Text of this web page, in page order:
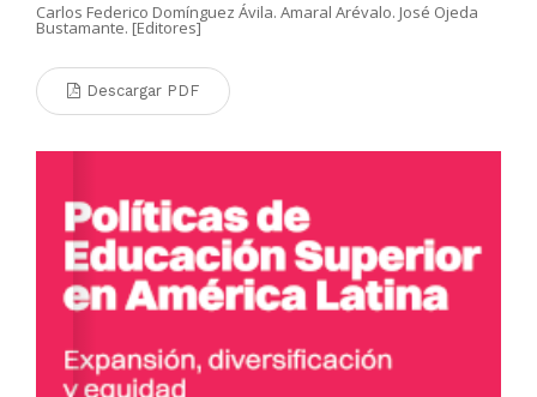
Carlos Federico Domínguez Ávila. Amaral Arévalo. José Ojeda
Bustamante. [Editores]
Descargar PDF